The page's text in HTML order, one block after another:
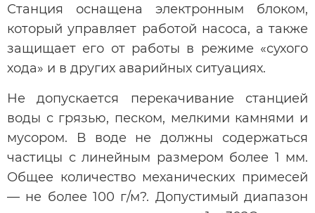
Станция оснащена электронным блоком,
который управляет работой насоса, а также
защищает его от работы в режиме «сухого
хода» и в других аварийных ситуациях.
Не допускается перекачивание станцией
воды с грязью, песком, мелкими камнями и
мусором. В воде не должны содержаться
частицы с линейным размером более 1 мм.
Общее количество механических примесей
— не более 100 г/м?. Допустимый диапазон